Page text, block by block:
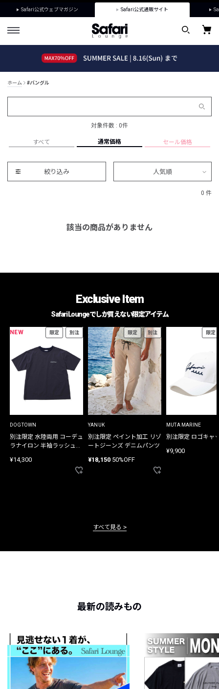
Safari公式ウェブマガジン Safari公式通販サイト
ホーム #バングル
対象件数 : 0件
すべて 通常価格 セール価格
絞り込み 人気順
0 件
該当の商品がありません
Exclusive Item
Safari Loungeでしか買えない限定アイテム
NEW 限定 別注
DOGTOWN
別注限定 水陸両用 コーデュ
ラナイロン 半袖ラッシュガ
¥14,300
限定 別注
YANUK
別注限定 ペイント加工 リゾ
ートジーンズ デニムパンツ
¥18,150 50%OFF
限定
MUTA MARINE
別注限定 ロゴキャ
¥9,900
すべて見る
最新の読みもの